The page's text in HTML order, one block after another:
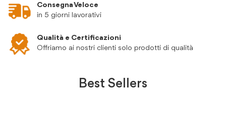
Consegna Veloce
in 5 giorni lavorativi
Qualità e Certificazioni
Offriamo ai nostri clienti solo prodotti di qualità
Best Sellers